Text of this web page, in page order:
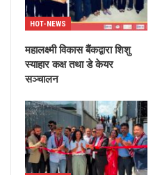
HOT-NEWS
महालक्ष्मी विकास बैंकद्वारा शिशु
स्याहार कक्ष तथा डे केयर
सञ्चालन